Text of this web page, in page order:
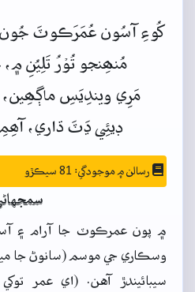
کُوءِ آسُون عُمَرَڪوٽَ
مُنھِنجو تُوۡرُ تَلِيُنِ۾،
مَرِي ويندِيَسِ ماڳھِين،
ڊيئِي ڍَٽَ ڌاري،
رسالن ۾ موجودگي: 81 سيڪڙو
۾ پون عمرڪوٽ جا آرام ۽
وسڪاري جي موسم (سانوڻ جا
سيبائيندڙ آهن. (اي عمر